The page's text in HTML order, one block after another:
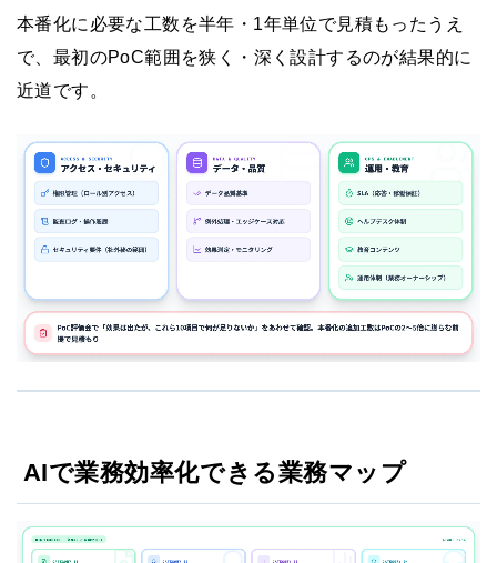
本番化に必要な工数を半年・1年単位で見積もったうえ
で、最初のPoC範囲を狭く・深く設計するのが結果的に
近道です。
AIで業務効率化できる業務マップ